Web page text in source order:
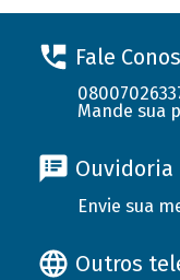
Fale
Mande sua
Ouvidoria
Envie sua
Outros